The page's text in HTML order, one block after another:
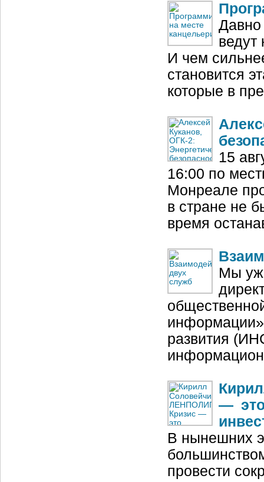
Давно
ведут
И чем
становится
которые в
15
16:00 по
Монреале
в стране не
время
Мы
развития
— это
В нынешних
провести